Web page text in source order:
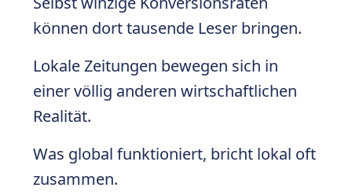
können dort tausende Leser bringen.
Lokale Zeitungen bewegen sich in
einer völlig anderen wirtschaftlichen
Realität.
Was global funktioniert, bricht lokal oft
zusammen.